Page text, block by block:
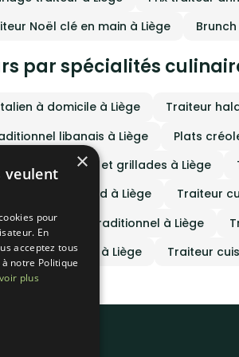
Noël clé en main à Liège
par spécialités
à domicile à Liège Traiteur
libanais à Liège
Plats
cuisine barbecue et grillades à Liège
street food à Liège
Traiteur
français traditionnel à Liège
portugais à Liège
Traiteur
×
veulent
pour
En
acceptez tous
notre Politique
plus